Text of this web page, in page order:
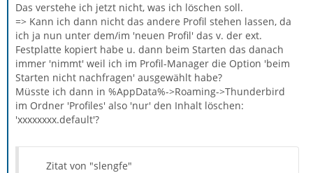
Das verstehe ich jetzt nicht, was ich löschen soll.
=> Kann ich dann nicht das andere Profil stehen lassen, da
ich ja nun unter dem/im 'neuen Profil' das v. der ext.
Festplatte kopiert habe u. dann beim Starten das danach
immer 'nimmt' weil ich im Profil-Manager die Option 'beim
Starten nicht nachfragen' ausgewählt habe?
Müsste ich dann in %AppData%->Roaming->Thunderbird
im Ordner 'Profiles' also 'nur' den Inhalt löschen:
'xxxxxxxx.default'?
Zitat von "slengfe"